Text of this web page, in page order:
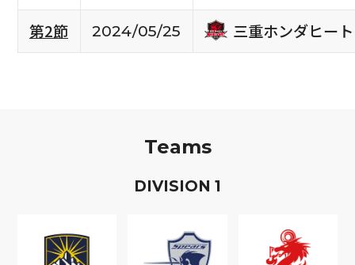
第2節
2024/05/25 三重ホンダヒート
Teams
DIVISION 1